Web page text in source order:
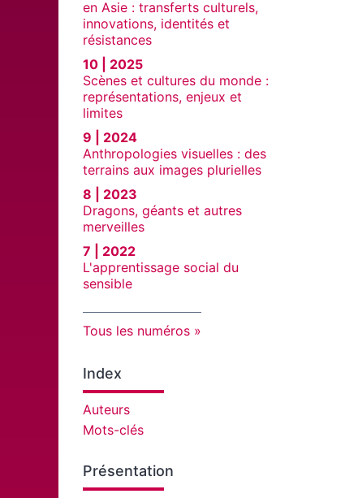
en Asie : transferts culturels,
innovations, identités et
résistances
10 | 2025
Scènes et cultures du monde :
représentations, enjeux et
limites
9 | 2024
Anthropologies visuelles : des
terrains aux images plurielles
8 | 2023
Dragons, géants et autres
merveilles
7 | 2022
L'apprentissage social du
sensible
Tous les numéros
Index
Auteurs
Mots-clés
Présentation